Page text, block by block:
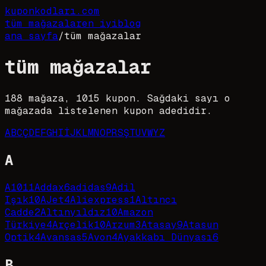
kuponkodları.com
tüm mağazalaren iyiblog
ana sayfa/tüm mağazalar
tüm mağazalar
188 mağaza, 1015 kupon. Sağdaki sayı o
mağazada listelenen kupon adedidir.
ABCÇDEFGHIİJKLMNOPRSŞTUVWYZ
A
A1011Addax6adidas9Adil
Işık10AJet4Aliexpress1Altıncı
Cadde2Altınyıldız10Amazon
Türkiye4Arçelik10Arzum3Atasay9Atasun
Optik4Avansas5Avon4Ayakkabı Dünyası6